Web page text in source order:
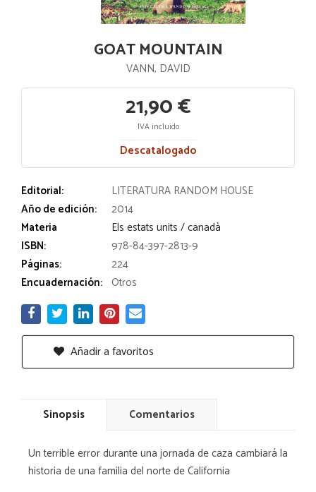
GOAT MOUNTAIN
VANN, DAVID
21,90 €
IVA incluido
Descatalogado
Editorial:
LITERATURA RANDOM HOUSE
Año de edición:
2014
Materia
Els estats units / canadà
ISBN:
978-84-397-2813-9
Páginas:
224
Encuadernación: Otros
Añadir a favoritos
Sinopsis Comentarios
Un terrible error durante una jornada de caza cambiará la
historia de una familia del norte de California